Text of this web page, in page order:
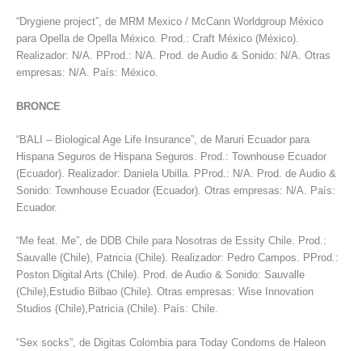
“Drygiene project”, de MRM Mexico / McCann Worldgroup México
para Opella de Opella México. Prod.: Craft México (México).
Realizador: N/A. PProd.: N/A. Prod. de Audio & Sonido: N/A. Otras
empresas: N/A. País: México.
BRONCE
“BALI – Biological Age Life Insurance”, de Maruri Ecuador para
Hispana Seguros de Hispana Seguros. Prod.: Townhouse Ecuador
(Ecuador). Realizador: Daniela Ubilla. PProd.: N/A. Prod. de Audio &
Sonido: Townhouse Ecuador (Ecuador). Otras empresas: N/A. País:
Ecuador.
“Me feat. Me”, de DDB Chile para Nosotras de Essity Chile. Prod.:
Sauvalle (Chile), Patricia (Chile). Realizador: Pedro Campos. PProd.:
Poston Digital Arts (Chile). Prod. de Audio & Sonido: Sauvalle
(Chile),Estudio Bilbao (Chile). Otras empresas: Wise Innovation
Studios (Chile),Patricia (Chile). País: Chile.
“Sex socks”, de Digitas Colombia para Today Condoms de Haleon